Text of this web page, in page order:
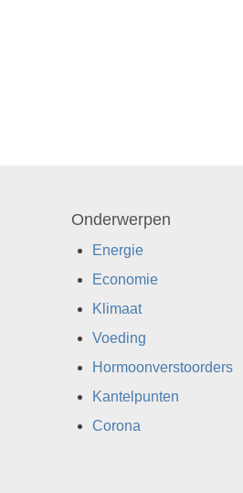
Onderwerpen
Energie
Economie
Klimaat
Voeding
Hormoonverstoorders
Kantelpunten
Corona